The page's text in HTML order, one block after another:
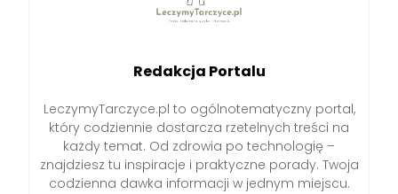
Redakcja Portalu
LeczymyTarczyce.pl to ogólnotematyczny portal,
który codziennie dostarcza rzetelnych treści na
każdy temat. Od zdrowia po technologię –
znajdziesz tu inspiracje i praktyczne porady. Twoja
codzienna dawka informacji w jednym miejscu.